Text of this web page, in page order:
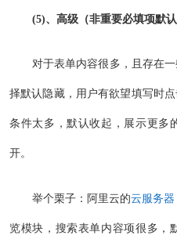
(5)、高级（非重要必填项默认
对于表单内容很多，且存在
择默认隐藏，用户有欲望填写时
条件太多，默认收起，展示更多
开。
举个栗子：阿里云的云服务器
览模块，搜索表单内容项很多，